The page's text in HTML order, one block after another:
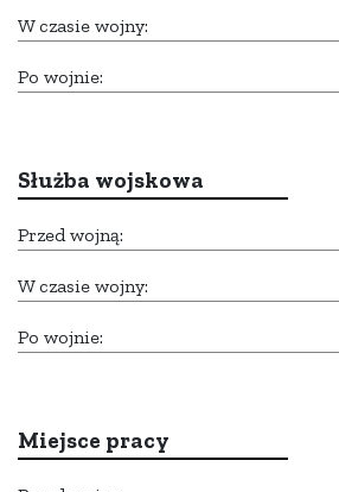
W czasie wojny:
Po wojnie:
Służba wojskowa
Przed wojną:
W czasie wojny:
Po wojnie:
Miejsce pracy